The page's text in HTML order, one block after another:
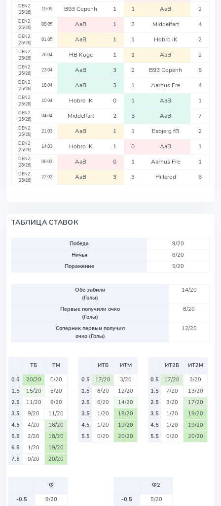
DEN2
(25/26)
15.05 B93 Copenh 1 1 AaB 2
DEN2
(25/26)
08.05 AaB 1 3 Middelfart 4
DEN2
(25/26)
01.05 AaB 1 1 Hobro IK 2
DEN2
(25/26)
26.04 HB Koge 1 1 AaB 2
DEN2
(25/26)
23.04 AaB 3 2 B93 Copenh 5
DEN2
(25/26)
18.04 AaB 3 1 Aarhus Fre 4
DEN2
(25/26)
10.04 Hobro IK 0 1 AaB 1
DEN2
(25/26)
04.04 Middelfart 2 5 AaB 7
DEN2
(25/26)
21.03 AaB 1 1 Esbjerg fB 2
DEN2
(25/26)
14.03 Hobro IK 1 0 AaB 1
DEN2
(25/26)
06.03 AaB 0 1 Aarhus Fre 1
DEN2
(25/26)
27.02 AaB 3 3 Hillerod 6
ТАБЛИЦА СТАВОК
Победа
9/20
Ничья
6/20
Поражение
5/20
Обе забили
(Голы)
14/20
Первые получили очко
(Голы)
8/20
Соперник первым получил
очко (Голы)
12/20
ТБ
ТМ
0.5
20/20
0/20
1.5
15/20
5/20
2.5
11/20
9/20
3.5
9/20
11/20
4.5
4/20
16/20
5.5
2/20
18/20
6.5
1/20
19/20
7.5
0/20 20/20
ИТБ
ИТМ
0.5
17/20
3/20
1.5
8/20
12/20
2.5
6/20
14/20
3.5
1/20
19/20
4.5
1/20
19/20
5.5
0/20 20/20
ИТ2Б
ИТ2М
0.5
17/20
3/20
1.5
7/20
13/20
2.5
3/20
17/20
3.5
1/20
19/20
4.5
1/20
19/20
5.5
0/20 20/20
Ф
-0.5
9/20
Ф2
-0.5
5/20